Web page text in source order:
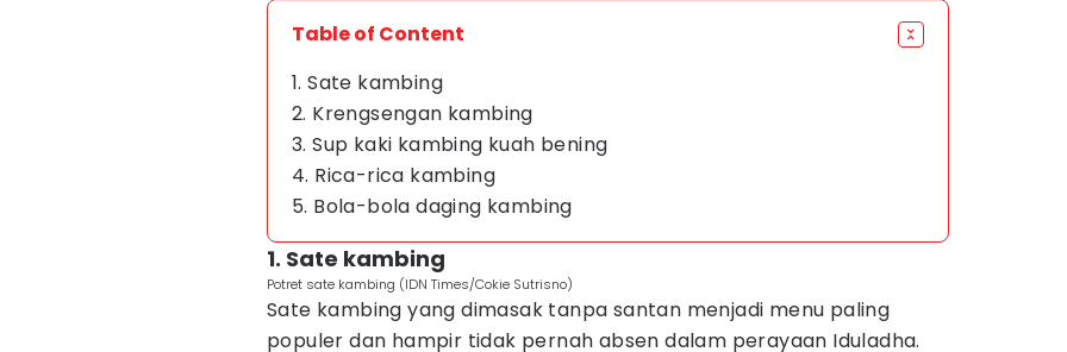
Table of Content
1. Sate kambing
2. Krengsengan kambing
3. Sup kaki kambing kuah bening
4. Rica-rica kambing
5. Bola-bola daging kambing
1. Sate kambing
Potret sate kambing (IDN Times/Cokie Sutrisno)
Sate kambing yang dimasak tanpa santan menjadi menu paling
populer dan hampir tidak pernah absen dalam perayaan Iduladha.